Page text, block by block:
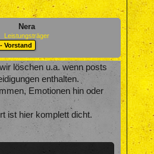
Nera
Leistungsträger
Vorstand
löschen u.a. wenn posts
enthalten.
Emotionen hin oder
ist hier komplett dicht.